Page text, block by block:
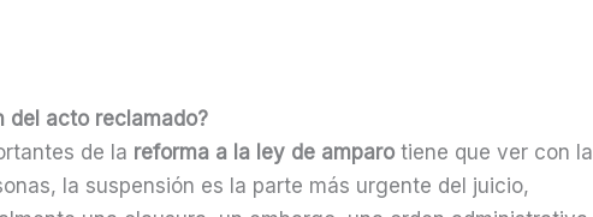
del acto reclamado?
de la reforma a la ley de amparo tiene que ver con la
la suspensión es la parte más urgente del juicio,